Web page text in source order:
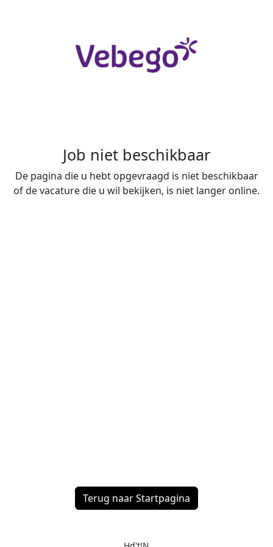
Job niet beschikbaar
De pagina die u hebt opgevraagd is niet beschikbaar
of de vacature die u wil bekijken, is niet langer online.
Terug naar Startpagina